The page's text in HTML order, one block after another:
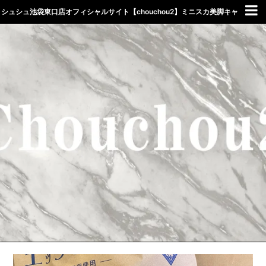
シュシュ池袋東口店オフィシャルサイト【chouchou2】ミニスカ美脚キャ
バクラしゅしゅ東